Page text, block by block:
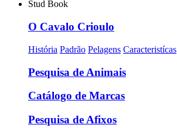
Stud Book
O Cavalo Crioulo
História Padrão Pelagens Caracteristícas
Pesquisa de Animais
Catálogo de Marcas
Pesquisa de Afixos